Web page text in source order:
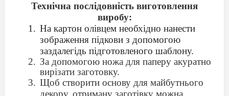
Технічна послідовність виготовлення
виробу:
На картон олівцем необхідно нанести
зображення підкови з допомогою
заздалегідь підготовленого шаблону.
За допомогою ножа для паперу акуратно
вирізати заготовку.
Щоб створити основу для майбутнього
декору, отриману заготівку можна